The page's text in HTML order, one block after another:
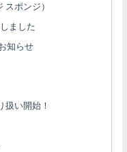
ポンジ）
ました
知らせ
扱い開始！